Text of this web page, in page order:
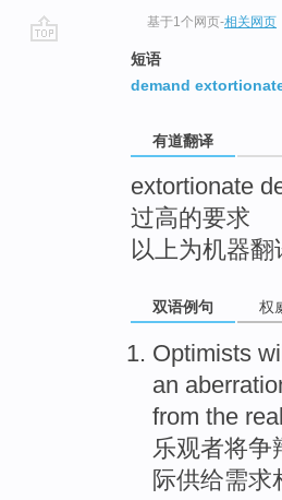
基于1个网页-相关网页
短语
demand
有道翻译
extortionate
过高的要求
以上为机器
双语例句 权
Optimists
an
from the
乐观者将争
际供给需求